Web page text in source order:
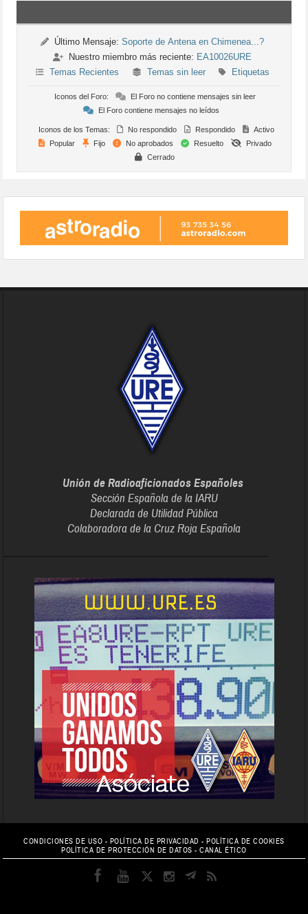
Último Mensaje: Soporte de Antena en Chimenea...?
Nuestro miembro más reciente: EA10026URE
Temas Recientes
Temas sin leer Etiquetas
Iconos del Foro:
El Foro no contiene mensajes sin leer
El Foro contiene mensajes no leídos
Iconos de los Temas: No respondido Respondido
Activo
Popular
Fijo No aprobados Resuelto
Privado
Cerrado
Unión de Radioaficionados Españoles
Sección Española de la IARU
Declarada de Utilidad Pública
Colaboradora de la Cruz Roja Española
CONDICIONES DE USO - POLÍTICA DE PRIVACIDAD -POLÍTICA DE COOKIES
POLÍTICA DE PROTECCIÓN DE DATOS -CANAL ÉTICO